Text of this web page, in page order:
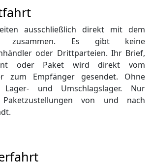
ausschließlich direkt mit dem
zusammen. Es gibt keine
oder Drittparteien. Ihr Brief,
oder Paket wird direkt vom
zum Empfänger gesendet. Ohne
Lager- und Umschlagslager. Nur
von und nach